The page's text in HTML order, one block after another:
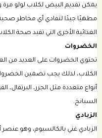
يمكن تقديم البيض لكلاب لولو مرة
مطهيًا جيدًا لتفادي أي مخاطر
الغذائية الأخرى التي تفيد صحة
الخضروات
تحتوي الخضروات على العديد من
الكلاب، لذلك يجب تضمين
أنواع متعددة مثل الجزر،
السبانخ.
الزبادي
الزبادي غني بالكالسيوم، وهو